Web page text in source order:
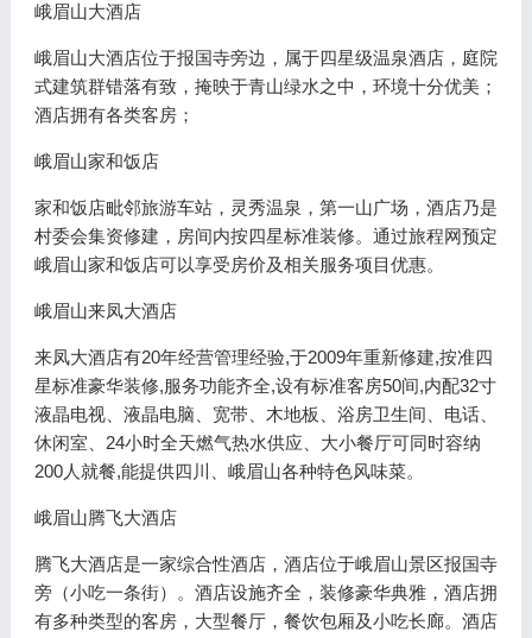
峨眉山大酒店
峨眉山大酒店位于报国寺旁边，属于四星级温泉酒店，庭院
式建筑群错落有致，掩映于青山绿水之中，环境十分优美；
酒店拥有各类客房；
峨眉山家和饭店
家和饭店毗邻旅游车站，灵秀温泉，第一山广场，酒店乃是
村委会集资修建，房间内按四星标准装修。通过旅程网预定
峨眉山家和饭店可以享受房价及相关服务项目优惠。
峨眉山来凤大酒店
来凤大酒店有20年经营管理经验,于2009年重新修建,按准四
星标准豪华装修,服务功能齐全,设有标准客房50间,内配32寸
液晶电视、液晶电脑、宽带、木地板、浴房卫生间、电话、
休闲室、24小时全天燃气热水供应、大小餐厅可同时容纳
200人就餐,能提供四川、峨眉山各种特色风味菜。
峨眉山腾飞大酒店
腾飞大酒店是一家综合性酒店，酒店位于峨眉山景区报国寺
旁（小吃一条街）。酒店设施齐全，装修豪华典雅，酒店拥
有多种类型的客房，大型餐厅，餐饮包厢及小吃长廊。酒店